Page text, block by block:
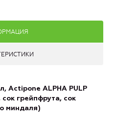
Actipone ALPHA PULP
грейпфрута, сок
миндаля)